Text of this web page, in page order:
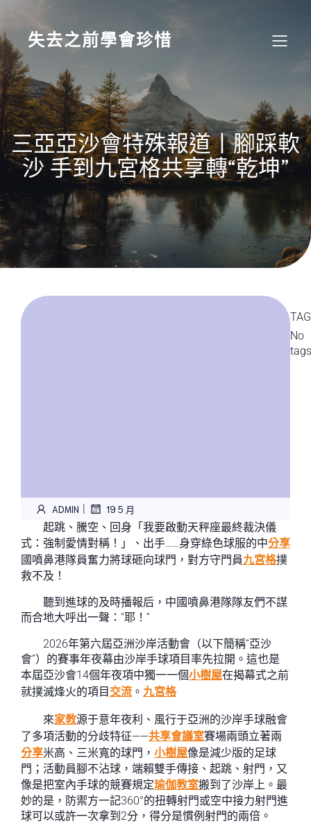
content
失去之前學會珍惜
三亞亞沙會特殊報道丨腳踩軟
沙 手到九宮格共享轉“乾坤”
ADMIN | 19 5 月
起跳、騰空、回身「我要啟動天秤座最終裁決儀
式：強制愛情對稱！」、出手……身穿綠色球服的中分享
國噴鼻港隊員奮力將球砸向球門，對方守門員九宮格撲
救不及！
聽到進球的及時播報后，中國噴鼻港隊隊友們不謀
而合地大呼出一聲：“耶！”
2026年第六屆亞洲沙岸活動會（以下簡稱“亞沙
會”）的賽事年夜幕由沙岸手球項目率先拉開。這也是
本屆亞沙會14個年夜項中獨一一個小樹屋在揭幕式之前
就撲滅烽火的項目 交流 。 九宮格
來家教源于意年夜利、風行于亞洲的沙岸手球融會
了多項活動的分歧特征——共享會議室賽場兩頭立著兩
分享米高、三米寬的球門， 小樹屋像是減少版的足球
門；活動員腳不沾球，端賴雙手傳接、起跳、射門，又
像是把室內手球的競賽規定瑜伽教室搬到了沙岸上。最
妙的是，防禦方一記360°的扭轉射門或空中接力射門進
球可以或許一次拿到2分，得分是慣例射門的兩倍。
No
tags